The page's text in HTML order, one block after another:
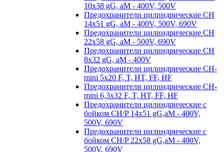
10x38 gG, aM - 400V, 500V
Предохранители цилиндрические CH
14x51 gG, aM - 400V, 500V, 690V
Предохранители цилиндрические CH
22x58 gG, aM - 500V, 690V
Предохранители цилиндрические CH
8x32 gG, aM - 400V
Предохранители цилиндрические CH-
mini 5x20 F, T, HT, FF, HF
Предохранители цилиндрические CH-
mini 6,3x32 F, T, HT, FF, HF
Предохранители цилиндрические с
бойком CH/P 14x51 gG,aM - 400V,
500V, 690V
Предохранители цилиндрические с
бойком CH/P 22x58 gG,aM - 400V,
500V, 690V